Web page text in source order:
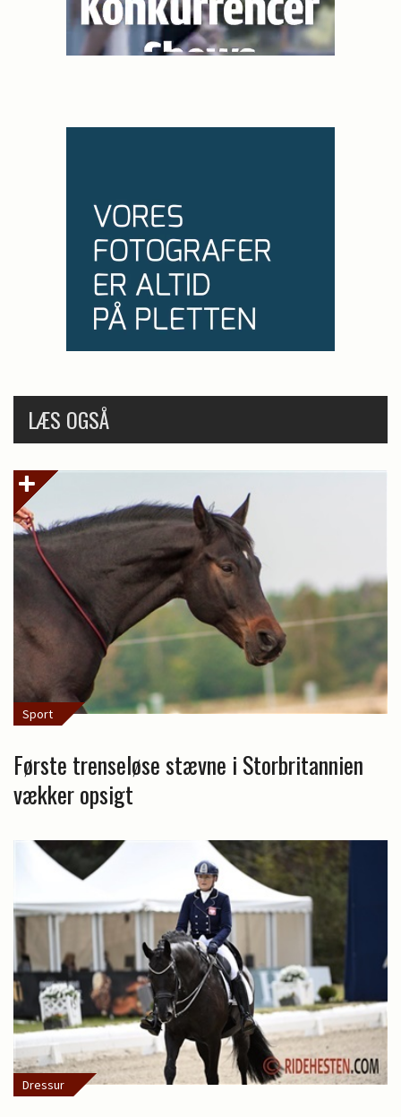
LÆS OGSÅ
Sport
Første trenseløse stævne i Storbritannien
vækker opsigt
Dressur